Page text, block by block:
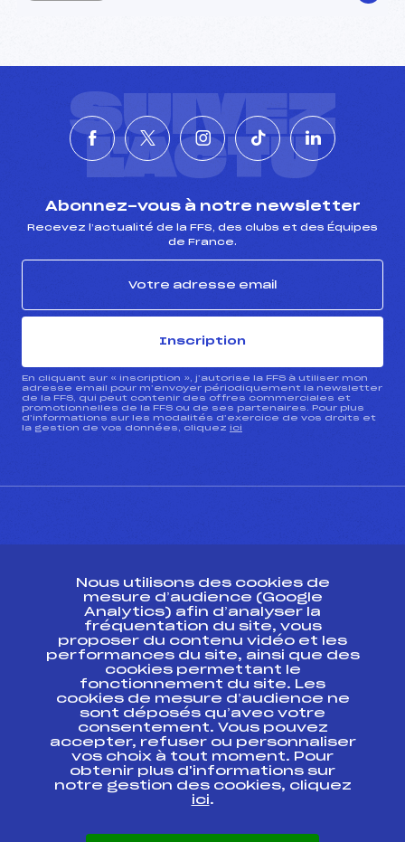
SUIVEZ
L'ACTU
Abonnez-vous à notre newsletter
Recevez l’actualité de la FFS, des clubs et des Équipes
de France.
Inscription
En cliquant sur « inscription », j’autorise la FFS à utiliser mon
adresse email pour m’envoyer périodiquement la newsletter
de la FFS, qui peut contenir des offres commerciales et
promotionnelles de la FFS ou de ses partenaires. Pour plus
d’informations sur les modalités d’exercice de vos droits et
la gestion de vos données, cliquez ici
ESPACE PRESSE
Ressources
Pass’Neige
Projet sportif fédéral
Projet de performance fédéral
Antidopage
Pôle Développement, Formation, Suivi
Scientifique
Listes ministérielles
Pôle vie de l’athlète
Nous utilisons des cookies de
mesure d’audience (Google
Analytics) afin d’analyser la
fréquentation du site, vous
proposer du contenu vidéo et les
performances du site, ainsi que des
cookies permettant le
fonctionnement du site. Les
cookies de mesure d’audience ne
sont déposés qu’avec votre
consentement. Vous pouvez
accepter, refuser ou personnaliser
vos choix à tout moment. Pour
obtenir plus d'informations sur
notre gestion des cookies, cliquez
ici.